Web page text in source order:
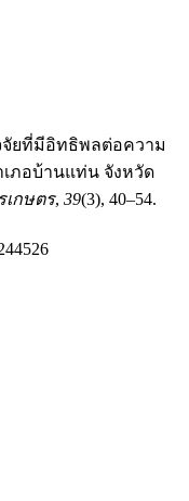
จัยที่มีอิทธิพลต่อความ
ภอบ้านแท่น จังหวัด
เกษตร, 39(3), 40–54.